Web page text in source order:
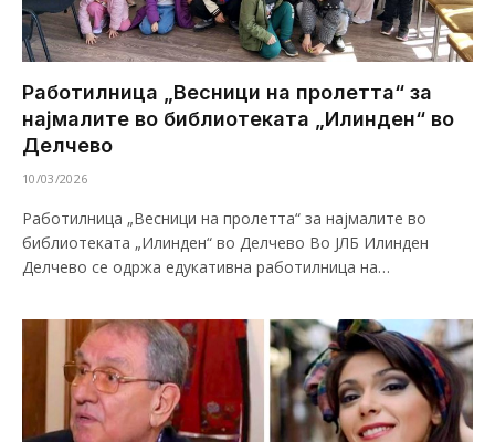
Работилница „Весници на пролетта“ за
најмалите во библиотеката „Илинден“ во
Делчево
10/03/2026
Работилница „Весници на пролетта“ за најмалите во
библиотеката „Илинден“ во Делчево Во ЈЛБ Илинден
Делчево се одржа едукативна работилница на…